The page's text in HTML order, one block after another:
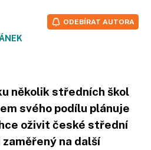
ODEBÍRAT AUTORA
několik středních škol
svého podílu plánuje
oživit české střední
na další